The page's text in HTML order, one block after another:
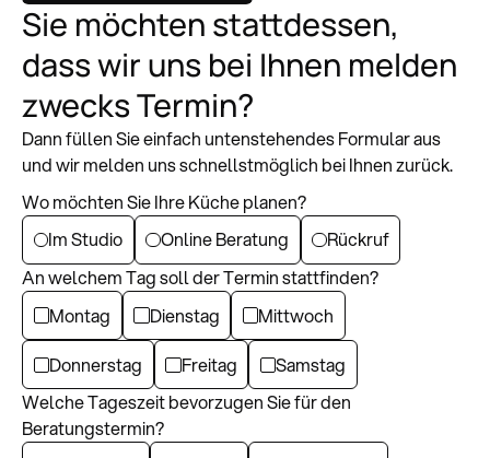
Sie möchten stattdessen,
dass wir uns bei Ihnen melden
zwecks Termin?
Dann füllen Sie einfach untenstehendes Formular aus
und wir melden uns schnellstmöglich bei Ihnen zurück.
Wo möchten Sie Ihre Küche planen?
Im Studio
Online Beratung
Rückruf
An welchem Tag soll der Termin stattfinden?
Montag
Dienstag
Mittwoch
Donnerstag
Freitag
Samstag
Welche Tageszeit bevorzugen Sie für den
Beratungstermin?